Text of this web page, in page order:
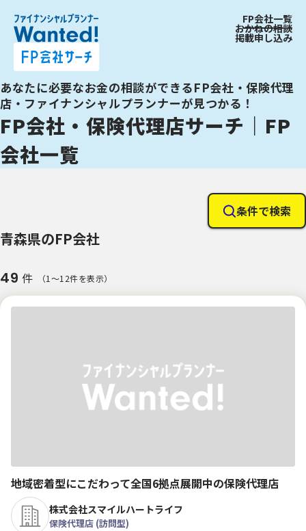
FP会社一覧
おかねの相談
掲載申し込み
あなたに必要なお金の相談ができるFP会社・保険代理
店・ファイナンシャルプランナーが見つかる！
FP会社・保険代理店サーチ｜FP
会社一覧
条件で検索
青森県のFP会社
49 件 （1〜12件を表示）
地域密着型にこだわって全国6拠点展開中の保険代理店
株式会社スマイルハートライフ
保険代理店 (訪問型)